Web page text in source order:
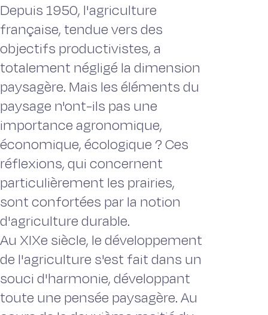
Depuis 1950, l'agriculture
française, tendue vers des
objectifs productivistes, a
totalement négligé la dimension
paysagère. Mais les éléments du
paysage n'ont-ils pas une
importance agronomique,
économique, écologique ? Ces
réflexions, qui concernent
particulièrement les prairies,
sont confortées par la notion
d'agriculture durable.
Au XIXe siècle, le développement
de l'agriculture s'est fait dans un
souci d'harmonie, développant
toute une pensée paysagère. Au